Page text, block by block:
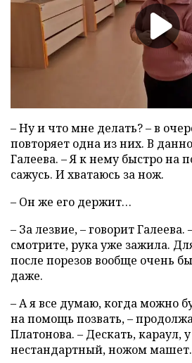
– Ну и что мне делать? – в
повторяет одна из них. В
Галеева. – Я к нему быстро на
сажусь. И хватаюсь за нож.
– Он же его держит…
– За лезвие, – говорит Галеева.
смотрите, рука уже зажила.
после порезов вообще очень
даже.
– А я все думаю, когда можно
на помощь позвать, –
Платонова. – Дескать, караул,
нестандартный, ножом машет.